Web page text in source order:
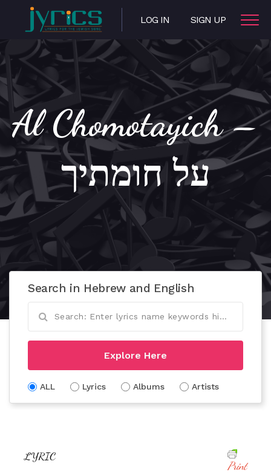
LOG IN SIGN UP
Al Chomotayich –
על חומתיך
Search in Hebrew and English
Explore Here
ALL Lyrics Albums Artists
LYRIC
Print